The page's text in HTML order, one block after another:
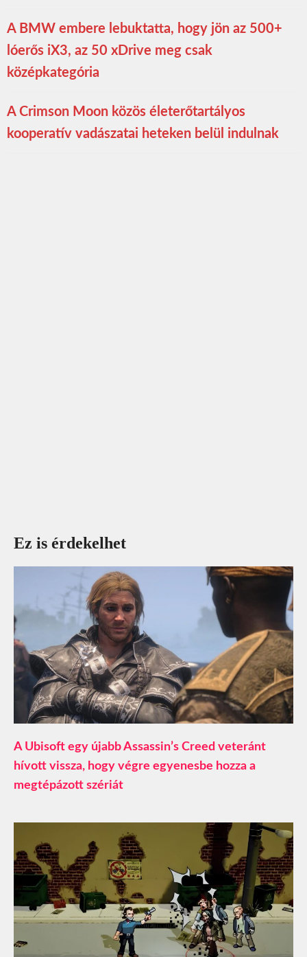
A BMW embere lebuktatta, hogy jön az 500+
lóerős iX3, az 50 xDrive meg csak
középkategória
A Crimson Moon közös életerőtartályos
kooperatív vadászatai heteken belül indulnak
Ez is érdekelhet
A Ubisoft egy újabb Assassin’s Creed veteránt
hívott vissza, hogy végre egyenesbe hozza a
megtépázott szériát